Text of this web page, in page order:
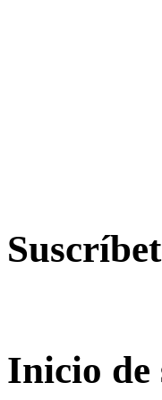
Inicio de